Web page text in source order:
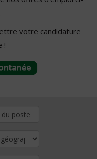
votre candidature
!